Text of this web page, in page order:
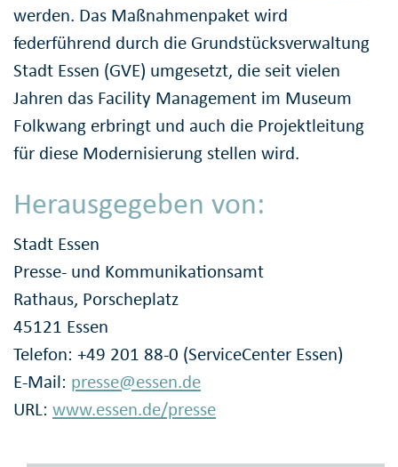
werden. Das Maßnahmenpaket wird
federführend durch die Grundstücksverwaltung
Stadt Essen (GVE) umgesetzt, die seit vielen
Jahren das Facility Management im Museum
Folkwang erbringt und auch die Projektleitung
für diese Modernisierung stellen wird.
Herausgegeben von:
Stadt Essen
Presse- und Kommunikationsamt
Rathaus, Porscheplatz
45121 Essen
Telefon: +49 201 88-0 (ServiceCenter Essen)
E-Mail: presse@essen.de
URL: www.essen.de/presse